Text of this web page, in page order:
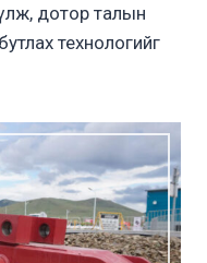
дотор талын
технологийг